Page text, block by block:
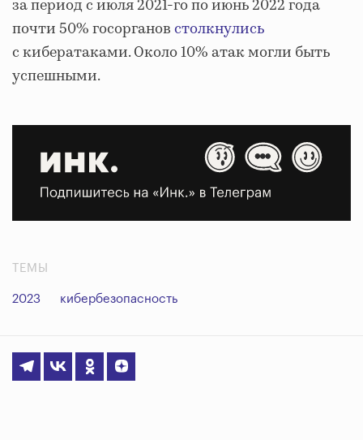
за период с июля 2021-го по июнь 2022 года
почти 50% госоргановстолкнулись
с кибератаками. Около 10% атак могли быть
успешными.
ТЕМЫ
2023 кибербезопасность